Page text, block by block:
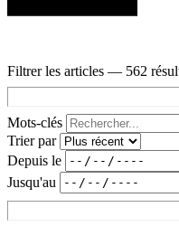
Filtrer les articles — 562
Mots-clés
Trier par
Depuis le
Jusqu'au